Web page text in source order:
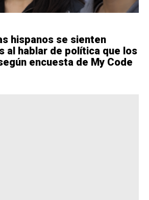
hispanos se sienten
al hablar de política que los
encuesta de My Code